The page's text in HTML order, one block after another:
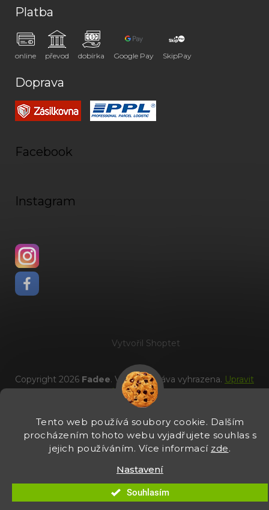
Tento web používá soubory cookie. Dalším
procházením tohoto webu vyjadřujete souhlas s
jejich používáním. Více informací zde.
Nastavení
Souhlasím
Platba
online převod dobírka Google Pay SkipPay
Doprava
Facebook
Instagram
Vytvořil Shoptet
Copyright 2026 Fadee. Všechna práva vyhrazena. Upravit
nastavení cookies